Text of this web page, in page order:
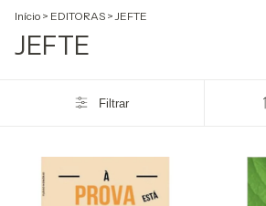
Início > EDITORAS > JEFTE
JEFTE
Filtrar